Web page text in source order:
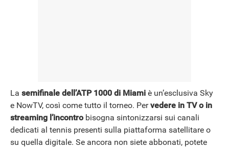
La semifinale dell’ATP 1000 di Miami è un’esclusiva Sky
e NowTV, così come tutto il torneo. Pervedere in TV o in
streaming l’incontrobisogna sintonizzarsi sui canali
dedicati al tennis presenti sulla piattaforma satellitare o
su quella digitale. Se ancora non siete abbonati, potete